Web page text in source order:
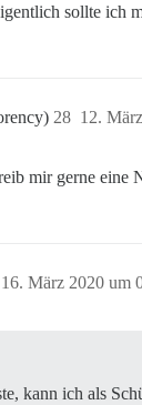
sollte ich
12.
28
mir gerne eine
16. März 2020 um
kann ich als